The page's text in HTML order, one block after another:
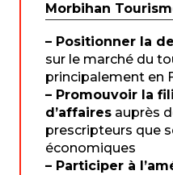
Morbihan
– Positionner la
sur le marché du
principalement en
– Promouvoir la
d’affaires auprès
prescripteurs que
économiques
– Participer à